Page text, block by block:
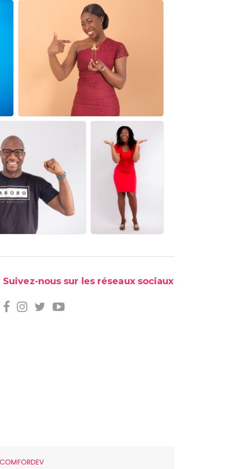
Suivez-nous sur les réseaux sociaux
COMFORDEV